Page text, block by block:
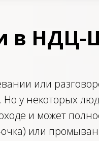
в НДЦ-
или
у некоторых
и может
или